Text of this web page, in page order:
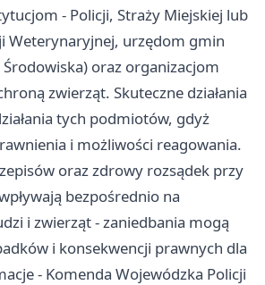
- Policji, Straży Miejskiej lub
Weterynaryjnej, urzędom gmin
Środowiska) oraz organizacjom
zwierząt. Skuteczne działania
tych podmiotów, gdyż
i możliwości reagowania.
oraz zdrowy rozsądek przy
bezpośrednio na
i zwierząt - zaniedbania mogą
i konsekwencji prawnych dla
- Komenda Wojewódzka Policji